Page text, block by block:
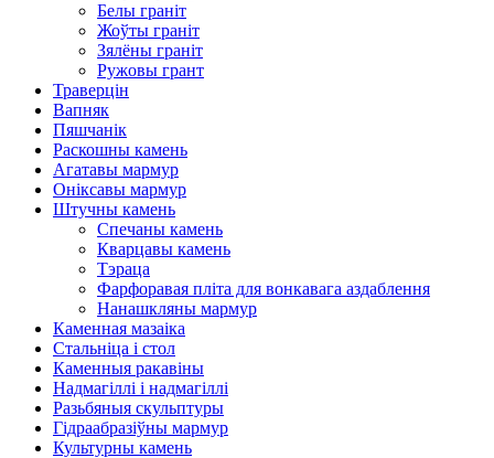
Белы граніт
Жоўты граніт
Зялёны граніт
Ружовы грант
Траверцін
Вапняк
Пяшчанік
Раскошны камень
Агатавы мармур
Оніксавы мармур
Штучны камень
Спечаны камень
Кварцавы камень
Тэраца
Фарфоравая пліта для вонкавага аздаблення
Нанашкляны мармур
Каменная мазаіка
Стальніца і стол
Каменныя ракавіны
Надмагіллі і надмагіллі
Разьбяныя скульптуры
Гідраабразіўны мармур
Культурны камень